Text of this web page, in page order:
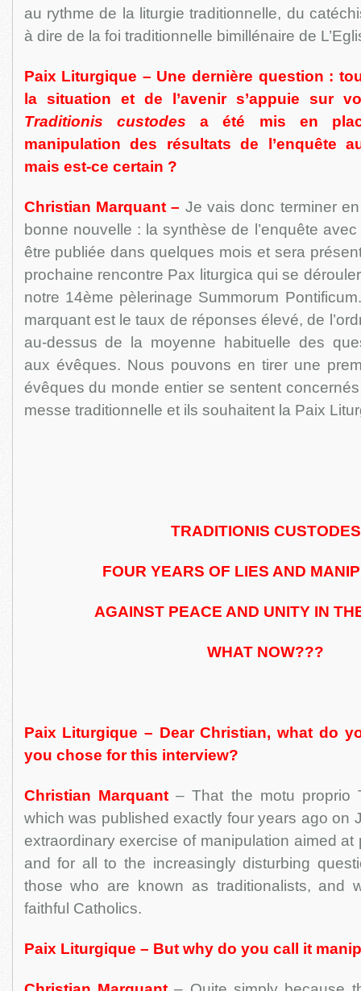
au rythme de la liturgie traditionnelle, du
à dire de la foi traditionnelle bimillénaire de
Paix Liturgique – Une dernière question :
la situation et de l’avenir s’appuie sur
Traditionis custodes a été mis en
manipulation des résultats de l’enquête
mais est-ce certain ?
Christian Marquant – Je vais donc terminer
bonne nouvelle : la synthèse de l’enquête
être publiée dans quelques mois et sera
prochaine rencontre Pax liturgica qui se
notre 14ème pèlerinage Summorum
marquant est le taux de réponses élevé, de
au-dessus de la moyenne habituelle des
aux évêques. Nous pouvons en tirer une
évêques du monde entier se sentent
messe traditionnelle et ils souhaitent la Paix
TRADITIONIS CUSTODES
FOUR YEARS OF LIES AND
AGAINST PEACE AND UNITY IN
WHAT NOW???
Paix Liturgique – Dear Christian, what do
you chose for this interview?
Christian Marquant– That the motu proprio
which was published exactly four years ago on
extraordinary exercise of manipulation aimed
and for all to the increasingly disturbing
those who are known as traditionalists, and
faithful Catholics.
Paix Liturgique – But why do you call it